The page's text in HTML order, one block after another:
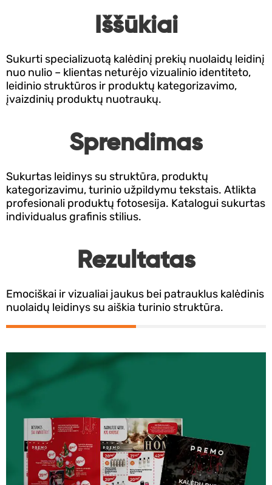
Iššūkiai
Sukurti specializuotą kalėdinį prekių nuolaidų leidinį
nuo nulio – klientas neturėjo vizualinio identiteto,
leidinio struktūros ir produktų kategorizavimo,
įvaizdinių produktų nuotraukų.
Sprendimas
Sukurtas leidinys su struktūra, produktų
kategorizavimu, turinio užpildymu tekstais. Atlikta
profesionali produktų fotosesija. Katalogui sukurtas
individualus grafinis stilius.
Rezultatas
Emociškai ir vizualiai jaukus bei patrauklus kalėdinis
nuolaidų leidinys su aiškia turinio struktūra.